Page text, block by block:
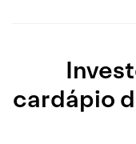
cardápio